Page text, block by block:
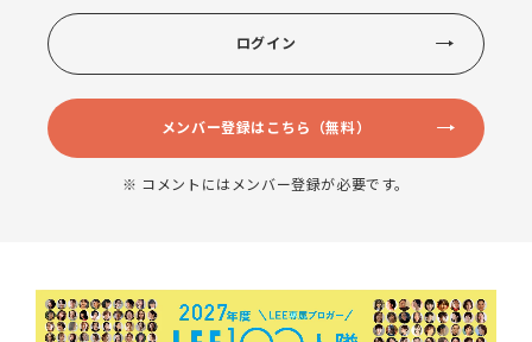
ログイン
メンバー登録はこちら（無料）
※ コメントにはメンバー登録が必要です。